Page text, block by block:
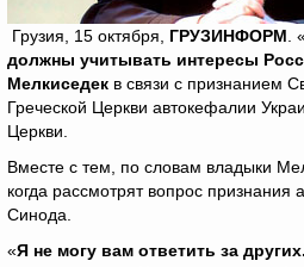
Грузия, 15 октября, ГРУЗИНФОРМ . «
должны учитывать интересы
Мелкиседек в связи с признанием
Греческой Церкви автокефалии
Церкви.
Вместе с тем, по словам владыки
когда рассмотрят вопрос признания
Синода.
«Я не могу вам ответить за